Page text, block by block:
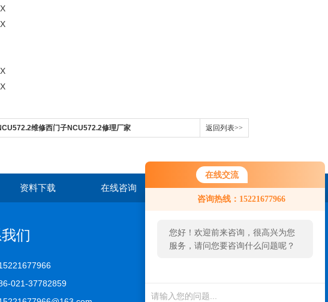
在线交流
咨询热线：15221677966
您好！欢迎前来咨询，很高兴为您
服务，请问您要咨询什么问题呢？
维修西门子NCU572.2修理厂家 返回列表>>
资料下载 在线咨询 联系我们
们
021-37782859